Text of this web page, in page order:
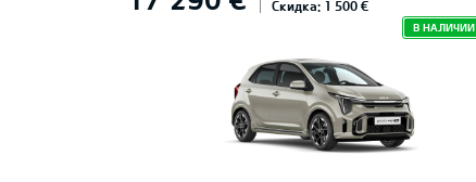
Скидка: 1 500 €
В НАЛИЧИИ